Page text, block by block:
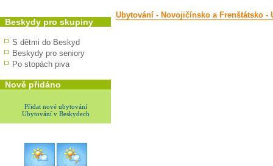
Beskydy pro skupiny
S dětmi do Beskyd
Beskydy pro seniory
Po stopách piva
Nově přidáno
Přidat nové ubytování
Ubytování v Beskydech
Ubytování - Novojičínsko a Frenštátsko -